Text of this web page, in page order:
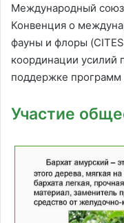
Международный
Конвенция о
фауны и флоры
координации усилий
поддержке программ
Участие